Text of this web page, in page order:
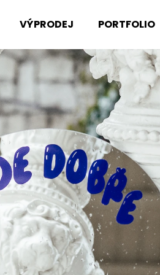
VÝPRODEJ PORTFOLIO
najít?
HLEDAT